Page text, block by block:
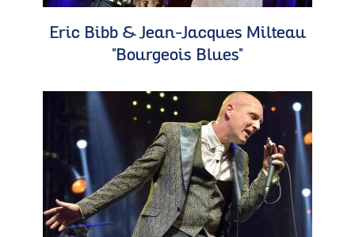
Eric Bibb & Jean-Jacques Milteau
"Bourgeois Blues"